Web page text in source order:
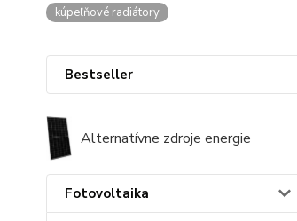
kúpeľňové radiátory
Bestseller
Alternatívne zdroje energie
Fotovoltaika